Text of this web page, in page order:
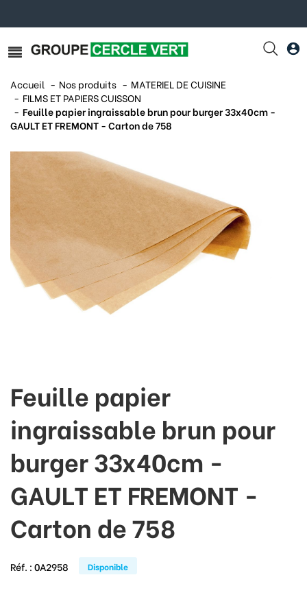
Accueil Nos produits
MATERIEL DE CUISINE
FILMS ET PAPIERS CUISSON
Feuille papier ingraissable brun pour burger 33x40cm -
GAULT ET FREMONT - Carton de 758
Feuille papier
ingraissable brun pour
burger 33x40cm -
GAULT ET FREMONT -
Carton de 758
Réf. :0A2958 Disponible